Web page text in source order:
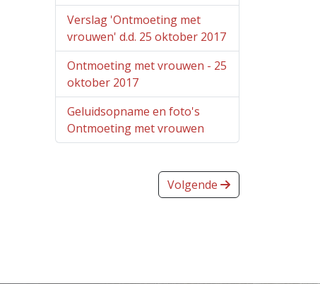
Verslag 'Ontmoeting met
vrouwen' d.d. 25 oktober 2017
Ontmoeting met vrouwen - 25
oktober 2017
Geluidsopname en foto's
Ontmoeting met vrouwen
Volgende